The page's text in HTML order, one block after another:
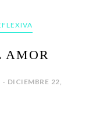
AMOR
DICIEMBRE 22,